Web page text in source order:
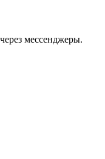
мессенджеры.